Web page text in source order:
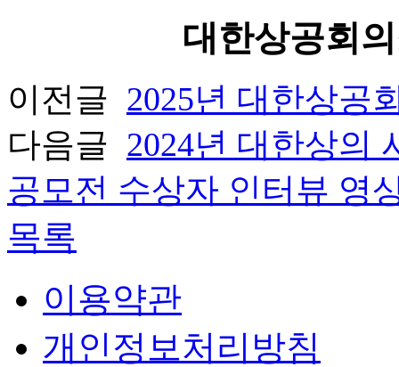
대한상공회
이전글 2025년 대한상공
다음글 2024년 대한상의
공모전 수상자 인터뷰 영
목록
이용약관
개인정보처리방침